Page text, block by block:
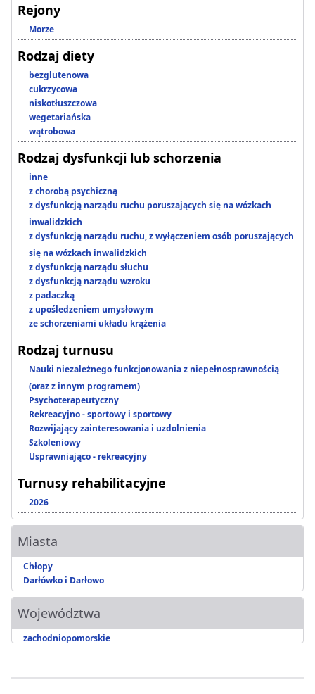
Rejony
Morze
Rodzaj diety
bezglutenowa
cukrzycowa
niskotłuszczowa
wegetariańska
wątrobowa
Rodzaj dysfunkcji lub schorzenia
inne
z chorobą psychiczną
z dysfunkcją narządu ruchu poruszających się na wózkach
inwalidzkich
z dysfunkcją narządu ruchu, z wyłączeniem osób poruszających
się na wózkach inwalidzkich
z dysfunkcją narządu słuchu
z dysfunkcją narządu wzroku
z padaczką
z upośledzeniem umysłowym
ze schorzeniami układu krążenia
Rodzaj turnusu
Nauki niezależnego funkcjonowania z niepełnosprawnością
(oraz z innym programem)
Psychoterapeutyczny
Rekreacyjno - sportowy i sportowy
Rozwijający zainteresowania i uzdolnienia
Szkoleniowy
Usprawniająco - rekreacyjny
Turnusy rehabilitacyjne
2026
Miasta
Chłopy
Darłówko i Darłowo
Województwa
zachodniopomorskie